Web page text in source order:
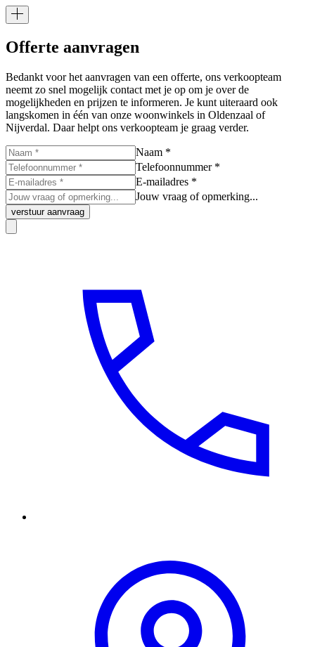
Offerte aanvragen
Bedankt voor het aanvragen van een offerte, ons verkoopteam
neemt zo snel mogelijk contact met je op om je over de
mogelijkheden en prijzen te informeren. Je kunt uiteraard ook
langskomen in één van onze woonwinkels in Oldenzaal of
Nijverdal. Daar helpt ons verkoopteam je graag verder.
Naam *
Telefoonnummer *
E-mailadres *
Jouw vraag of opmerking...
verstuur aanvraag